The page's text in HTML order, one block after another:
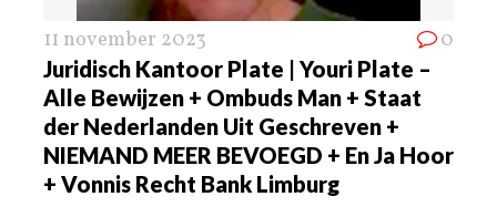
11 november 2023 0
Juridisch Kantoor Plate | Youri Plate –
Alle Bewijzen + Ombuds Man + Staat
der Nederlanden Uit Geschreven +
NIEMAND MEER BEVOEGD + En Ja Hoor
+ Vonnis Recht Bank Limburg